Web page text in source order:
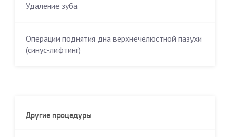
Удаление зуба
Операции поднятия дна верхнечелюстной пазухи
(синус-лифтинг)
Другие процедуры